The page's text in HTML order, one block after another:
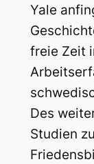
Yale
freie Zeit
Des
Studien